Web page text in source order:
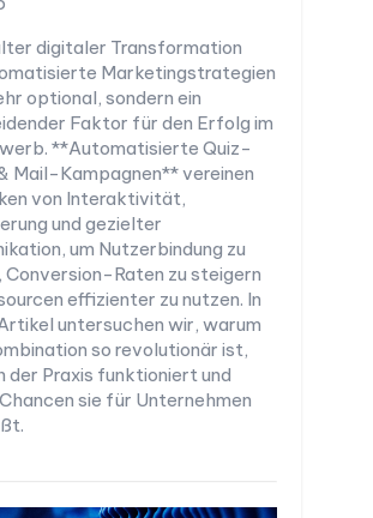
digitaler Transformation
Marketingstrategien
optional, sondern ein
Faktor für den Erfolg im
**Automatisierte Quiz-
Mail-Kampagnen** vereinen
von Interaktivität,
und gezielter
um Nutzerbindung zu
Conversion-Raten zu steigern
effizienter zu nutzen. In
untersuchen wir, warum
so revolutionär ist,
der Praxis funktioniert und
sie für Unternehmen